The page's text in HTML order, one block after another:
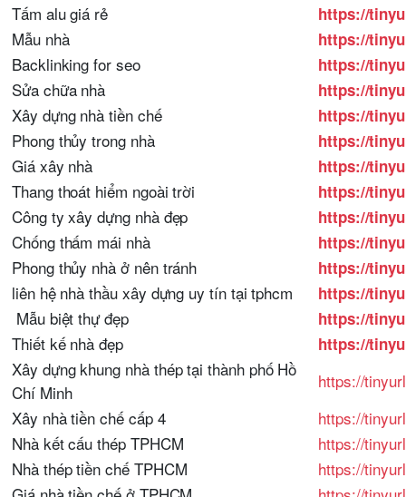
Tấm alu giá rẻ
https://
Mẫu nhà https://
Backlinking for seo https://
Sửa chữa nhà https://
Xây dựng nhà tiền chế https://
Phong thủy trong nhà https://
Giá xây nhà https://
Thang thoát hiểm ngoài trời https://
Công ty xây dựng nhà đẹp https://
Chống thấm mái nhà https://
Phong thủy nhà ở nên tránh https://
liên hệ nhà thầu xây dựng uy tín tại tphcm https://
Mẫu biệt thự đẹp https://
Thiết kế nhà đẹp https://
Xây dựng khung nhà thép tại thành phố Hồ
Chí Minh
https://
Xây nhà tiền chế cấp 4
https://
Nhà kết cấu thép TPHCM
https://
Nhà thép tiền chế TPHCM
https://